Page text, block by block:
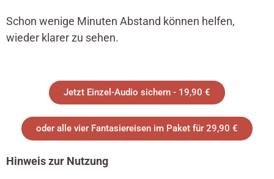
Schon wenige Minuten Abstand können helfen,
wieder klarer zu sehen.
Jetzt Einzel-Audio sichern - 19,90 €
oder alle vier Fantasiereisen im Paket für 29,90 €
Hinweis zur Nutzung